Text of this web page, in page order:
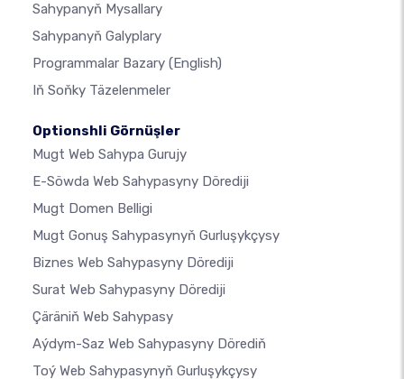
Sahypanyň Mysallary
Sahypanyň Galyplary
Programmalar Bazary (English)
Iň Soňky Täzelenmeler
Optionshli Görnüşler
Mugt Web Sahypa Gurujy
E-Söwda Web Sahypasyny Dörediji
Mugt Domen Belligi
Mugt Gonuş Sahypasynyň Gurluşykçysy
Biznes Web Sahypasyny Dörediji
Surat Web Sahypasyny Dörediji
Çäräniň Web Sahypasy
Aýdym-Saz Web Sahypasyny Dörediň
Toý Web Sahypasynyň Gurluşykçysy